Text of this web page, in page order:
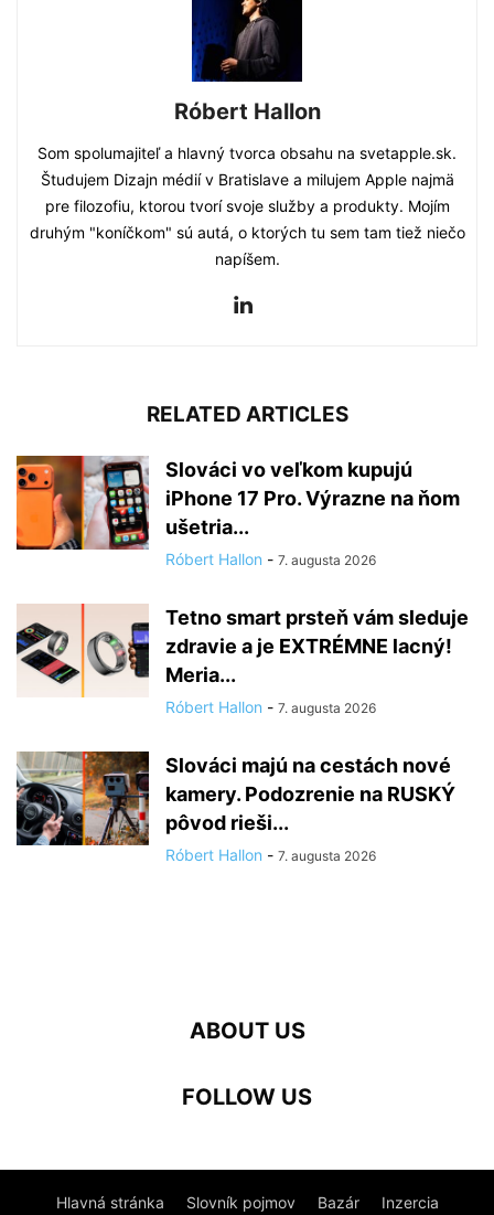
Róbert Hallon
Som spolumajiteľ a hlavný tvorca obsahu na svetapple.sk.
Študujem Dizajn médií v Bratislave a milujem Apple najmä
pre filozofiu, ktorou tvorí svoje služby a produkty. Mojím
druhým "koníčkom" sú autá, o ktorých tu sem tam tiež niečo
napíšem.
RELATED ARTICLES
Slováci vo veľkom kupujú
iPhone 17 Pro. Výrazne na ňom
ušetria...
Róbert Hallon - 7. augusta 2026
Tetno smart prsteň vám sleduje
zdravie a je EXTRÉMNE lacný!
Meria...
Róbert Hallon - 7. augusta 2026
Slováci majú na cestách nové
kamery. Podozrenie na RUSKÝ
pôvod rieši...
Róbert Hallon - 7. augusta 2026
ABOUT US
FOLLOW US
Hlavná stránka Slovník pojmov Bazár Inzercia